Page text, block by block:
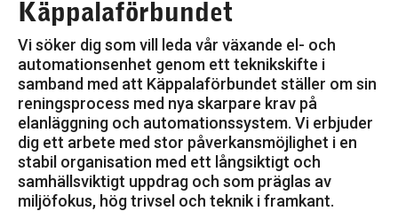
Käppalaförbundet
Vi söker dig som vill leda vår växande el- och
automationsenhet genom ett teknikskifte i
samband med att Käppalaförbundet ställer om sin
reningsprocess med nya skarpare krav på
elanläggning och automationssystem. Vi erbjuder
dig ett arbete med stor påverkansmöjlighet i en
stabil organisation med ett långsiktigt och
samhällsviktigt uppdrag och som präglas av
miljöfokus, hög trivsel och teknik i framkant.